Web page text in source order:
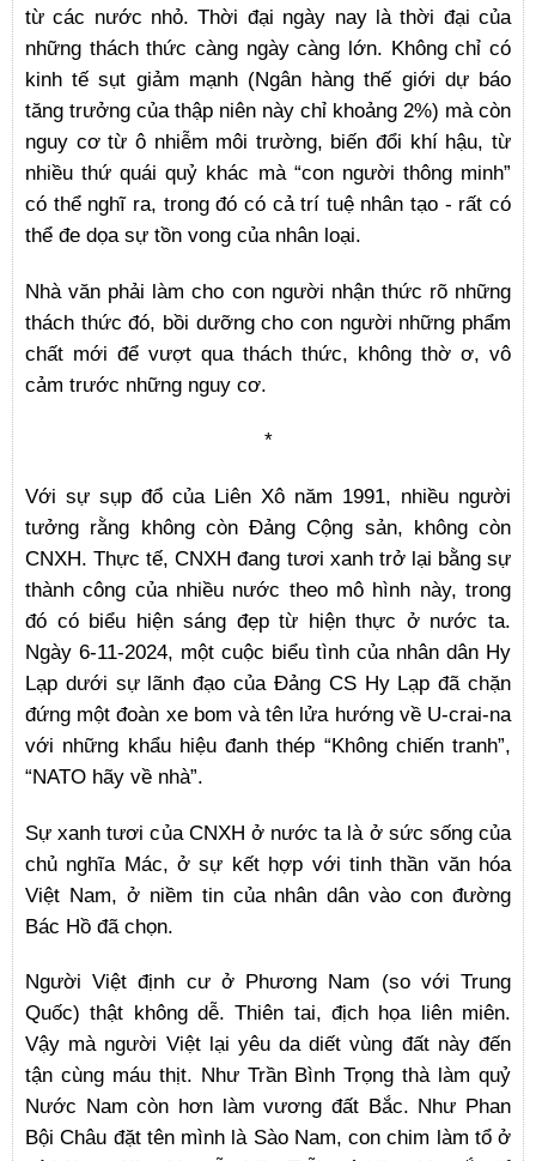
từ các nước nhỏ. Thời đại ngày nay là thời đại của
những thách thức càng ngày càng lớn. Không chỉ có
kinh tế sụt giảm mạnh (Ngân hàng thế giới dự báo
tăng trưởng của thập niên này chỉ khoảng 2%) mà còn
nguy cơ từ ô nhiễm môi trường, biến đổi khí hậu, từ
nhiều thứ quái quỷ khác mà “con người thông minh”
có thể nghĩ ra, trong đó có cả trí tuệ nhân tạo - rất có
thể đe dọa sự tồn vong của nhân loại.
Nhà văn phải làm cho con người nhận thức rõ những
thách thức đó, bồi dưỡng cho con người những phẩm
chất mới để vượt qua thách thức, không thờ ơ, vô
cảm trước những nguy cơ.
*
Với sự sụp đổ của Liên Xô năm 1991, nhiều người
tưởng rằng không còn Đảng Cộng sản, không còn
CNXH. Thực tế, CNXH đang tươi xanh trở lại bằng sự
thành công của nhiều nước theo mô hình này, trong
đó có biểu hiện sáng đẹp từ hiện thực ở nước ta.
Ngày 6-11-2024, một cuộc biểu tình của nhân dân Hy
Lạp dưới sự lãnh đạo của Đảng CS Hy Lạp đã chặn
đứng một đoàn xe bom và tên lửa hướng về U-crai-na
với những khẩu hiệu đanh thép “Không chiến tranh”,
“NATO hãy về nhà”.
Sự xanh tươi của CNXH ở nước ta là ở sức sống của
chủ nghĩa Mác, ở sự kết hợp với tinh thần văn hóa
Việt Nam, ở niềm tin của nhân dân vào con đường
Bác Hồ đã chọn.
Người Việt định cư ở Phương Nam (so với Trung
Quốc) thật không dễ. Thiên tai, địch họa liên miên.
Vậy mà người Việt lại yêu da diết vùng đất này đến
tận cùng máu thịt. Như Trần Bình Trọng thà làm quỷ
Nước Nam còn hơn làm vương đất Bắc. Như Phan
Bội Châu đặt tên mình là Sào Nam, con chim làm tổ ở